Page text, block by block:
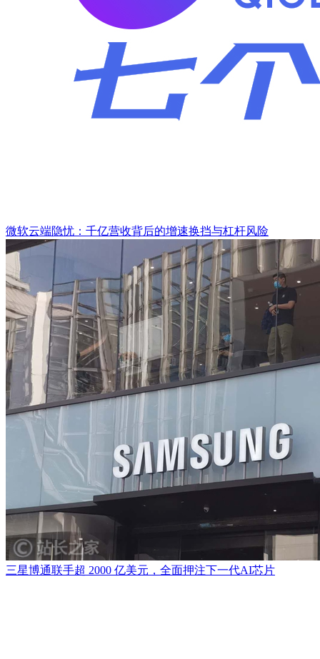
微软云端隐忧：千亿营收背后的增速换挡与杠杆风险
三星博通联手超 2000 亿美元，全面押注下一代AI芯片